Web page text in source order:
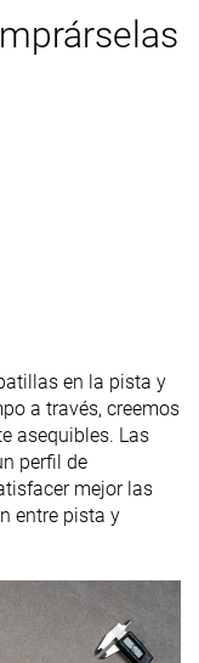
Ninguno
Ancha
inferior #3 Top 50%
en la pista y
a través, creemos
asequibles. Las
perfil de
mejor las
entre pista y